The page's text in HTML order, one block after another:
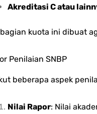
Akreditasi C atau
kuota ini dibuat
Penilaian SNBP
beberapa aspek
Nilai Rapor: Nilai